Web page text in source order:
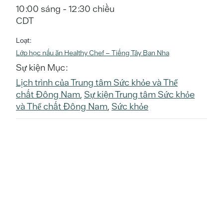
10:00 sáng - 12:30 chiều
CDT
Loạt:
Lớp học nấu ăn Healthy Chef – Tiếng Tây Ban Nha
Sự kiện Mục:
Lịch trình của Trung tâm Sức khỏe và Thể
chất Đông Nam, Sự kiện Trung tâm Sức khỏe
và Thể chất Đông Nam, Sức khỏe